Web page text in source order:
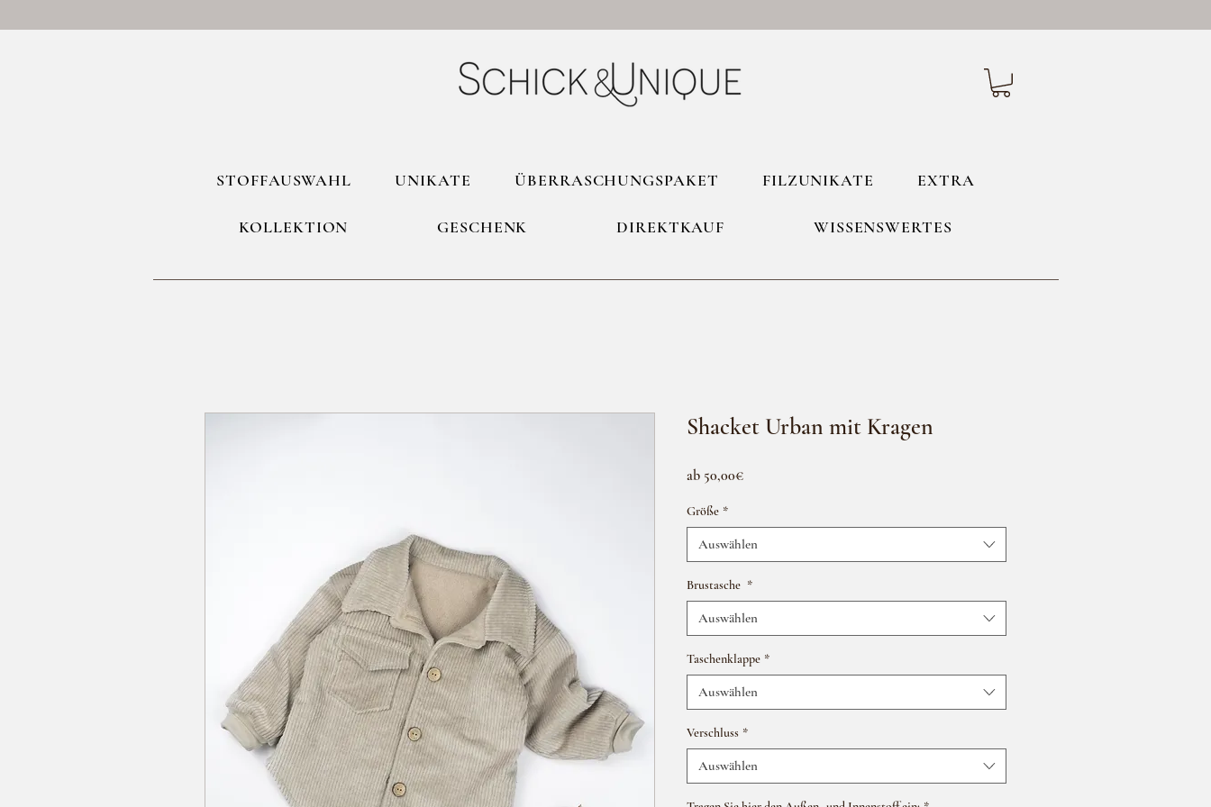
STOFFAUSWAHL UNIKATE ÜBERRASCHUNGSPAKET FILZUNIKATE EXTRA
KOLLEKTION GESCHENK DIREKTKAUF WISSENSWERTES
Shacket Urban mit Kragen
ab 50,00€Sale-
Größe *
Auswählen
Brustasche *
Auswählen
Taschenklappe *
Auswählen
Verschluss *
Auswählen